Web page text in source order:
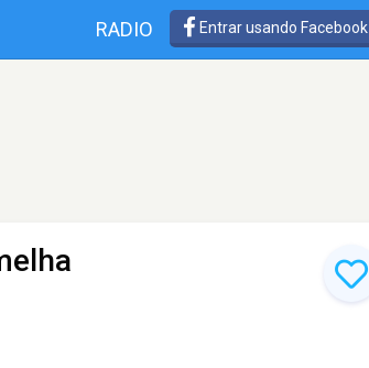
RADIO Entrar usando Facebook